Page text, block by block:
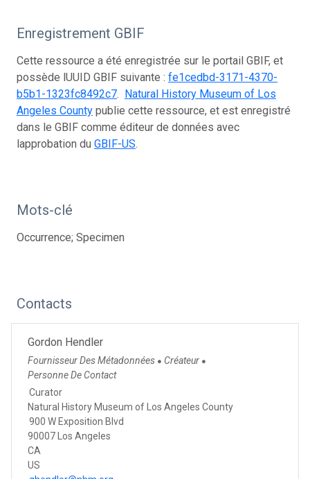
Enregistrement GBIF
Cette ressource a été enregistrée sur le portail GBIF, et
possède lUUID GBIF suivante : fe1cedbd-3171-4370-
b5b1-1323fc8492c7. Natural History Museum of Los
Angeles County publie cette ressource, et est enregistré
dans le GBIF comme éditeur de données avec
lapprobation du GBIF-US.
Mots-clé
Occurrence; Specimen
Contacts
Gordon Hendler
Fournisseur Des Métadonnées ● Créateur ●
Personne De Contact
Curator
Natural History Museum of Los Angeles County
900 W Exposition Blvd
90007 Los Angeles
CA
US